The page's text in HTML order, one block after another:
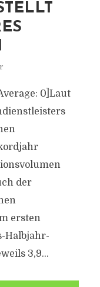
0]Laut
der
ersten
Halbjahr-
3,9...